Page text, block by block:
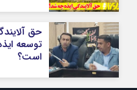
مرا به خاطر بسپار
حق
توسعه
است؟